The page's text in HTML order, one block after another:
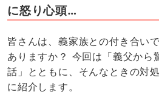
に怒り心頭…
皆さんは、義家族との付き合い
ありますか？ 今回は「義父から
話」とともに、そんなときの対
に紹介します。